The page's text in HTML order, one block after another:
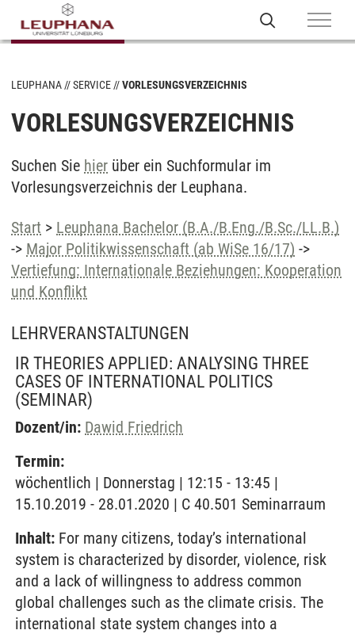
LEUPHANA SERVICE VORLESUNGSVERZEICHNIS
VORLESUNGSVERZEICHNIS
Suchen Sie hier über ein Suchformular im
Vorlesungsverzeichnis der Leuphana.
Start > Leuphana Bachelor (B.A./B.Eng./B.Sc./LL.B.)
-> Major Politikwissenschaft (ab WiSe 16/17) ->
Vertiefung: Internationale Beziehungen: Kooperation
und Konflikt
LEHRVERANSTALTUNGEN
IR THEORIES APPLIED: ANALYSING THREE
CASES OF INTERNATIONAL POLITICS
(SEMINAR)
Dozent/in: Dawid Friedrich
Termin:
wöchentlich | Donnerstag | 12:15 - 13:45 |
15.10.2019 - 28.01.2020 | C 40.501 Seminarraum
Inhalt: For many citizens, today’s international
system is characterized by disorder, violence, risk
and a lack of willingness to address common
global challenges such as the climate crisis. The
international state system changes into a